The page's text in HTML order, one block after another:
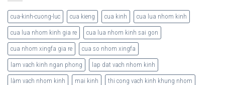
cua-kinh-cuong-luc cua kieng cua kinh cua lua nhom kinh
cua lua nhom kinh gia re cua lua nhom kinh sai gon
cua nhom xingfa gia re cua so nhom xingfa
lam vach kinh ngan phong lap dat vach nhom kinh
làm vach nhom kinh mai kinh thi cong vach kinh khung nhom